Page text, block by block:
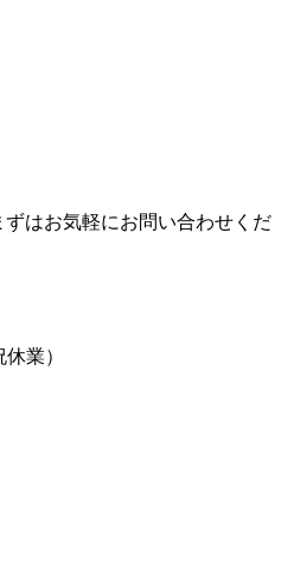
ずはお気軽にお問い合わせくだ
休業）